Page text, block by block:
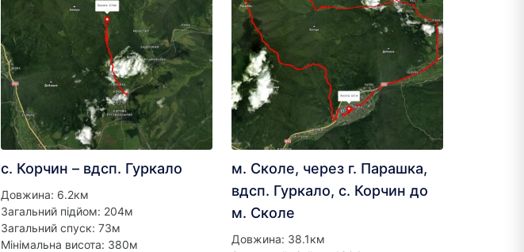
с. Корчин – вдсп. Гуркало
Довжина: 6.2км
Загальний підйом: 204м
Загальний спуск: 73м
Мінімальна висота: 380м
м. Сколе, через г. Парашка,
вдсп. Гуркало, с. Корчин до
м. Сколе
Довжина: 38.1км